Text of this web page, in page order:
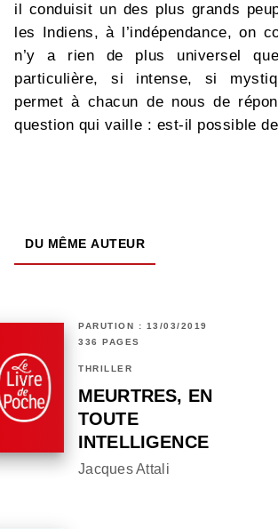
il conduisit un des plus grands
les Indiens, à l’indépendance, on
n’y a rien de plus universel
particulière, si intense, si
permet à chacun de nous de
question qui vaille : est-il possible
DU MÊME AUTEUR
PARUTION : 13/03/2019
336 PAGES
THRILLER
MEURTRES, EN
TOUTE
INTELLIGENCE
Jacques Attali